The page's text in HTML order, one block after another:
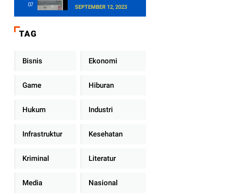
Lampung Utara
Asik Ngobrol
Dinas
SEPTEMBER 12, 2023
TAG
Bisnis Ekonomi
Game Hiburan
Hukum Industri
Infrastruktur Kesehatan
Kriminal Literatur
Media Nasional